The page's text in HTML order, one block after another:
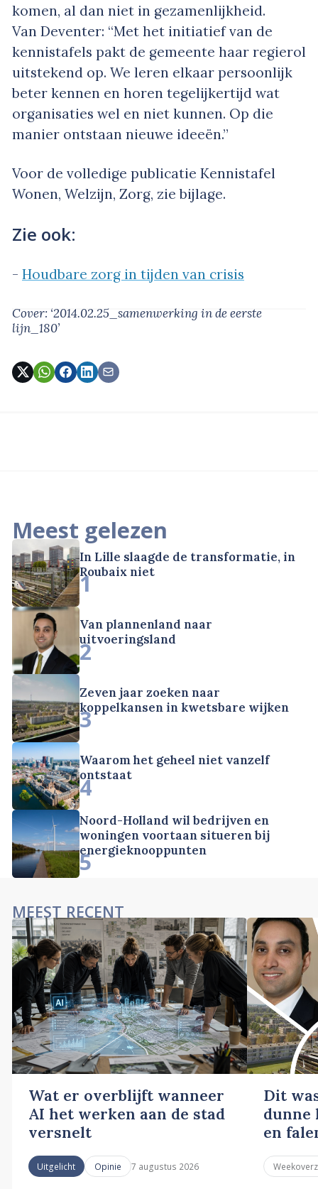
komen, al dan niet in gezamenlijkheid.
Van Deventer: “Met het initiatief van de
kennistafels pakt de gemeente haar regierol
uitstekend op. We leren elkaar persoonlijk
beter kennen en horen tegelijkertijd wat
organisaties wel en niet kunnen. Op die
manier ontstaan nieuwe ideeën.”
Voor de volledige publicatie Kennistafel
Wonen, Welzijn, Zorg, zie bijlage.
Zie ook:
- Houdbare zorg in tijden van crisis
Cover: ‘2014.02.25_samenwerking in de eerste
lijn_180’
Meest gelezen
In Lille slaagde de transformatie, in
Roubaix niet
1
Van plannenland naar
uitvoeringsland
2
Zeven jaar zoeken naar
koppelkansen in kwetsbare wijken
3
Waarom het geheel niet vanzelf
ontstaat
4
Noord-Holland wil bedrijven en
woningen voortaan situeren bij
energieknooppunten
5
MEEST RECENT
Wat er overblijft wanneer
AI het werken aan de stad
versnelt
Uitgelicht Opinie 7 augustus 2026
Dit
dunne
en